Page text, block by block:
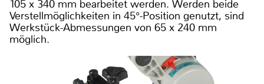
105 x 340 mm bearbeitet werden. Werden beide
Verstellmöglichkeiten in 45°-Position genutzt, sind
Werkstück-Abmessungen von 65 x 240 mm
möglich.